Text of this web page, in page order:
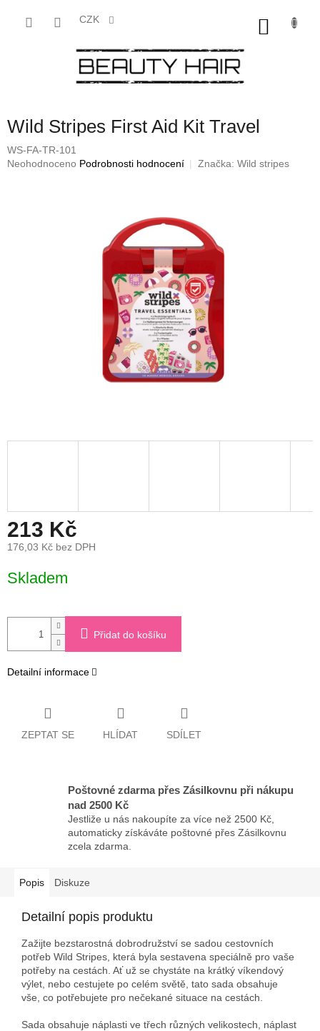
CZK
Wild Stripes First Aid Kit Travel
WS-FA-TR-101
Průměrné
Neohodnoceno Podrobnosti hodnocení Značka: Wild stripes
213 Kč
176,03 Kč bez DPH
cena:
Skladem
Přidat do košíku
Detailní informace
ZEPTAT SE HLÍDAT SDÍLET
Poštovné zdarma přes Zásilkovnu při nákupu
nad 2500 Kč
Jestliže u nás nakoupíte za více než 2500 Kč,
automaticky získáváte poštovné přes Zásilkovnu
zcela zdarma.
Popis Diskuze
Detailní popis produktu
Zažijte bezstarostná dobrodružství se sadou cestovních
potřeb Wild Stripes, která byla sestavena speciálně pro vaše
potřeby na cestách. Ať už se chystáte na krátký víkendový
výlet, nebo cestujete po celém světě, tato sada obsahuje
vše, co potřebujete pro nečekané situace na cestách.
Sada obsahuje náplasti ve třech různých velikostech, náplast